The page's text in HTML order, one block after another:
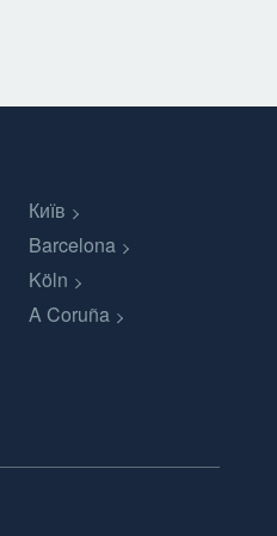
Київ
Barcelona
Köln
A Coruña